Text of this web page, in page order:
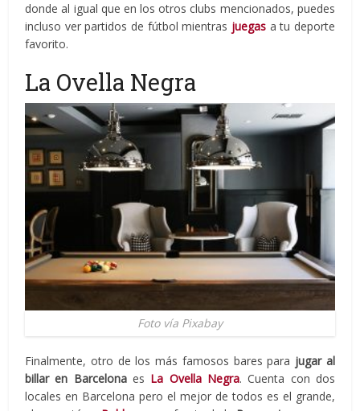
donde al igual que en los otros clubs mencionados, puedes
incluso ver partidos de fútbol mientras juegas a tu deporte
favorito.
La Ovella Negra
Foto vía Pixabay
Finalmente, otro de los más famosos bares para jugar al
billar en Barcelonaes La Ovella Negra. Cuenta con dos
locales en Barcelona pero el mejor de todos es el grande,